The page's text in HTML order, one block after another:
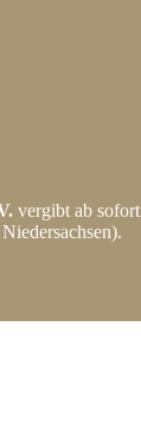
vergibt ab sofort